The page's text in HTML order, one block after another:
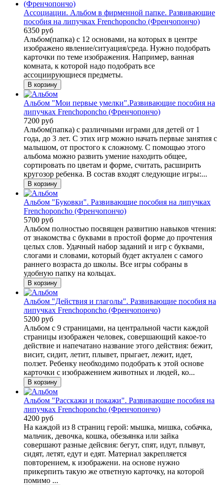
Ассоциации. Альбом в фирменной папке. Развивающие
пособия на липучках Frenchoponcho (Френчопончо)
6350 руб
Альбом(папка) с 12 основами, на которых в центре
изображено явление/ситуация/среда. Нужно подобрать
карточки по теме изображения. Например, ванная
комната, к которой надо подобрать все
ассоциирующиеся предметы.
Альбом "Мои первые умелки".Развивающие пособия на
липучках Frenchoponcho (Френчопончо)
7200 руб
Альбом(папка) с различными играми для детей от 1
года, до 3 лет. С этих игр можно начать первые занятия с
малышом, от простого к сложному. С помощью этого
альбома можно развить умение находить общее,
сортировать по цветам и форме, считать, расширить
кругозор ребенка. В состав входят следующие игры:...
Альбом "Буковки". Развивающие пособия на липучках
Frenchoponcho (Френчопончо)
5700 руб
Альбом полностью посвящен развитию навыков чтения:
от знакомства с буквами в простой форме до прочтения
целых слов. Удачный набор заданий и игр с буквами,
слогами и словами, который будет актуален с самого
раннего возраста до школы. Все игры собраны в
удобную папку на кольцах.
Альбом "Действия и глаголы". Развивающие пособия на
липучках Frenchoponcho (Френчопончо)
5200 руб
Альбом с 9 страницами, на центральной части каждой
страницы изображен человек, совершающий какое-то
действие и напечатано название этого действия: бежит,
висит, сидит, летит, плывет, прыгает, лежит, идет,
ползет. Ребенку необходимо подобрать к этой основе
карточки с изображением животных и людей, ко...
Альбом "Расскажи и покажи". Развивающие пособия на
липучках Frenchoponcho (Френчопончо)
4200 руб
На каждой из 8 страниц герой: мышка, мишка, собачка,
мальчик, девочка, кошка, обезьянка или зайка
совершают разные дейсвия: бегут, спят, идут, плывут,
сидят, летят, едут и едят. Материал закрепляется
повторением, к изображени. на основе нужно
прикерпить такую же ответную карточку, на которой
помимо ...